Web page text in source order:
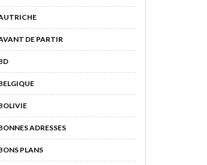
DE PARTIR
ADRESSES
PLANS